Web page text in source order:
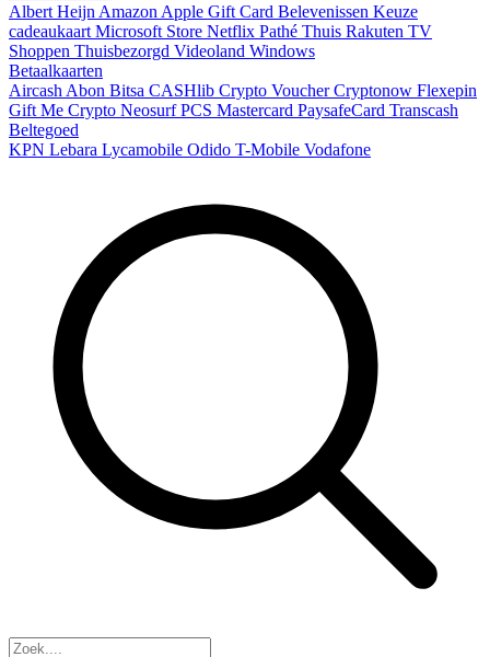
Albert Heijn Amazon Apple Gift Card Belevenissen Keuze
cadeaukaart Microsoft Store Netflix Pathé Thuis Rakuten TV
Shoppen Thuisbezorgd Videoland Windows
Betaalkaarten
Aircash Abon Bitsa CASHlib Crypto VoucherCryptonow Flexepin
Gift Me Crypto NeosurfPCS Mastercard PaysafeCard Transcash
Beltegoed
KPN Lebara Lycamobile Odido T-Mobile Vodafone